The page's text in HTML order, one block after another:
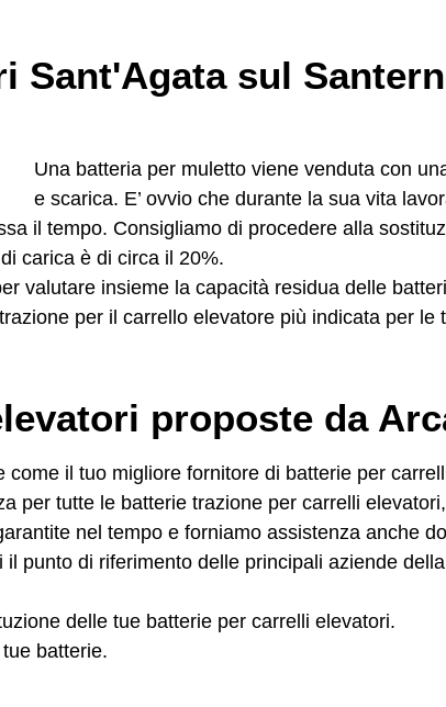
Sant'Agata sul
Una batteria per muletto viene venduta con
e scarica. E’ ovvio che durante la sua vita
il tempo. Consigliamo di procedere alla
carica è di circa il 20%.
valutare insieme la capacità residua delle
per il carrello elevatore più indicata per le
proposte da
il tuo migliore fornitore di batterie per
per tutte le batterie trazione per carrelli
nel tempo e forniamo assistenza anche
punto di riferimento delle principali aziende
delle tue batterie per carrelli elevatori.
batterie.